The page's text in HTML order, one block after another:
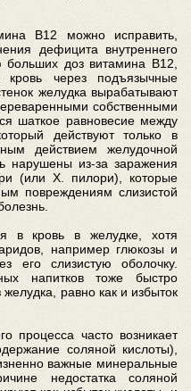
B12 можно исправить,
дефицита внутреннего
доз витамина B12,
кровь через подъязычные
желудка вырабатывают
собственными
шаткое равновесие между
действуют только в
действием желудочной
нарушены из-за заражения
(или Х. пилори), которые
повреждениям слизистой
в кровь в желудке, хотя
например глюкозы и
его слизистую оболочку.
напитков тоже быстро
равно как и избыток
процесса часто возникает
соляной кислоты),
важные минеральные
недостатка соляной